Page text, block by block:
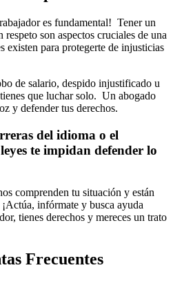
es fundamental! Tener un
son aspectos cruciales de una
existen para protegerte de injusticias
de salario, despido injustificado u
que luchar solo. Un abogado
y defender tus derechos.
del idioma o el
te impidan defender lo
comprenden tu situación y están
infórmate y busca ayuda
tienes derechos y mereces un trato
Frecuentes